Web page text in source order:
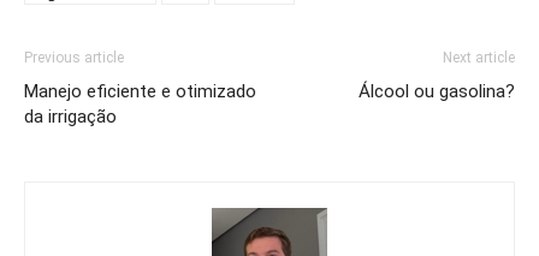
Previous article
Manejo eficiente e otimizado
da irrigação
Next article
Álcool ou gasolina?